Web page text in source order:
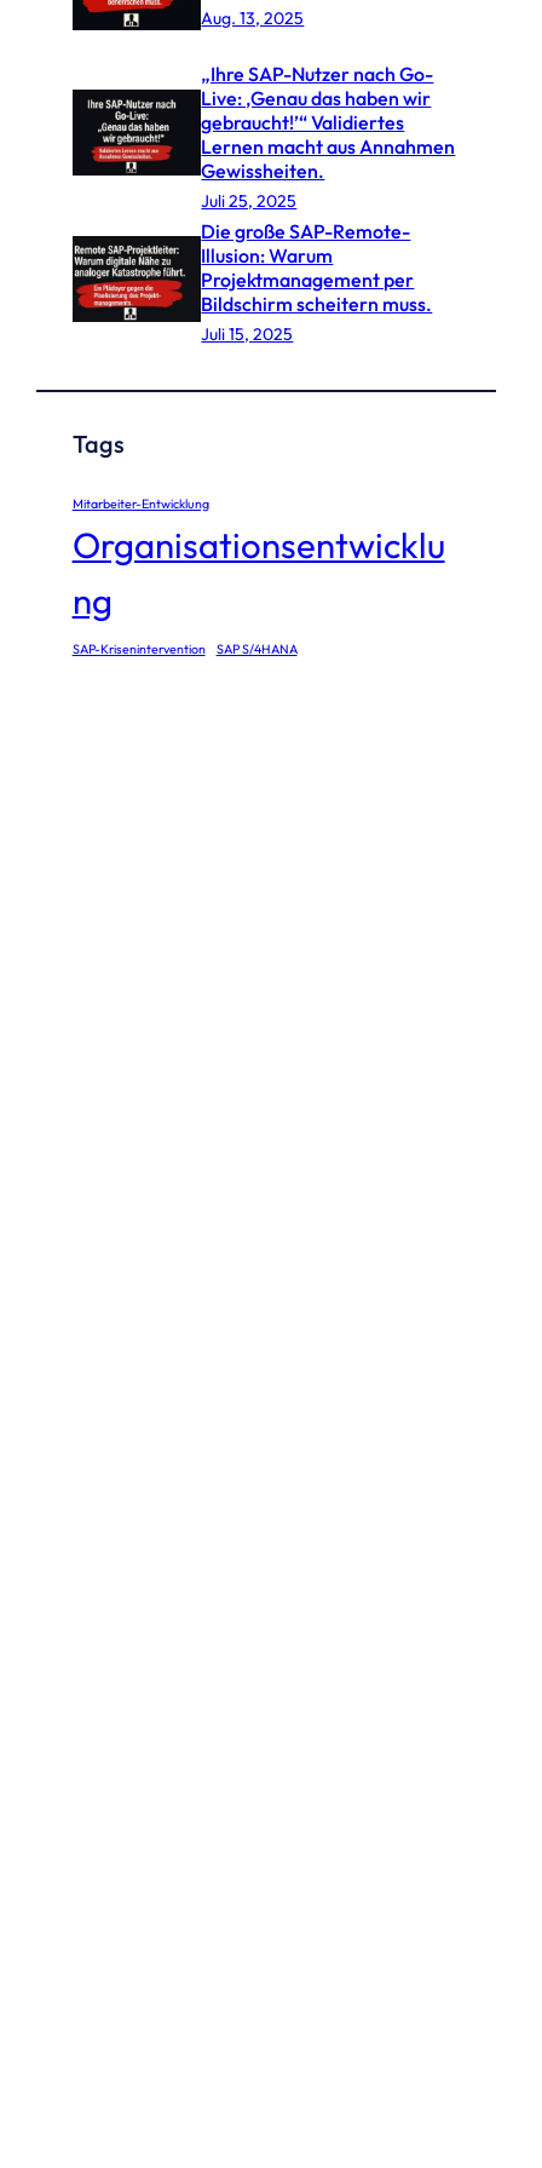
Aug. 13, 2025
„Ihre SAP-Nutzer nach Go-
Live: ‚Genau das haben wir
gebraucht!’“ Validiertes
Lernen macht aus Annahmen
Gewissheiten.
Juli 25, 2025
Die große SAP-Remote-
Illusion: Warum
Projektmanagement per
Bildschirm scheitern muss.
Juli 15, 2025
Tags
Mitarbeiter-Entwicklung
Organisationsentwicklu
ng
SAP-Krisenintervention SAP S/4HANA